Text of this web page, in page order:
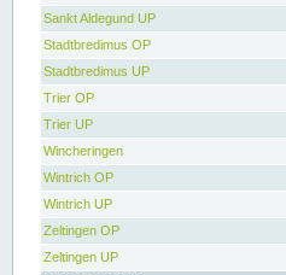
Sankt Aldegund UP
Stadtbredimus OP
Stadtbredimus UP
Trier OP
Trier UP
Wincheringen
Wintrich OP
Wintrich UP
Zeltingen OP
Zeltingen UP